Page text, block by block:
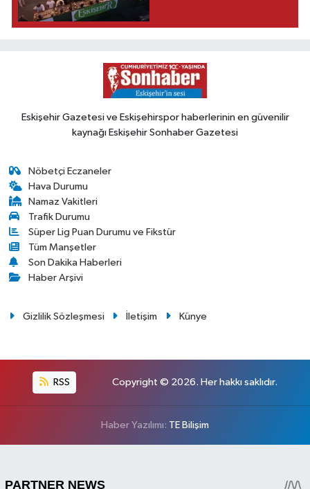
Eskişehir Gazetesi ve Eskişehirspor haberlerinin en güvenilir
kaynağı Eskişehir Sonhaber Gazetesi
Nöbetçi Eczaneler
Hava Durumu
Namaz Vakitleri
Trafik Durumu
Süper Lig Puan Durumu ve Fikstür
Tüm Manşetler
Son Dakika Haberleri
Haber Arşivi
Gizlilik Sözleşmesi İletişim Künye
RSS Copyright © 2026. Her hakkı saklıdır.
Haber Yazılımı: TE Bilişim